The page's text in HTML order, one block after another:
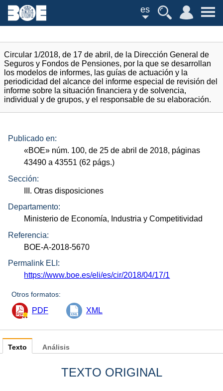
es
Circular 1/2018, de 17 de abril, de la Dirección General de
Seguros y Fondos de Pensiones, por la que se desarrollan
los modelos de informes, las guías de actuación y la
periodicidad del alcance del informe especial de revisión del
informe sobre la situación financiera y de solvencia,
individual y de grupos, y el responsable de su elaboración.
Publicado en:
«BOE» núm. 100, de 25 de abril de 2018, páginas
43490 a 43551 (62 págs.)
Sección:
III. Otras disposiciones
Departamento:
Ministerio de Economía, Industria y Competitividad
Referencia:
BOE-A-2018-5670
Permalink ELI:
https://www.boe.es/eli/es/cir/2018/04/17/1
Otros formatos:
PDF XML
Texto
TEXTO ORIGINAL
Análisis